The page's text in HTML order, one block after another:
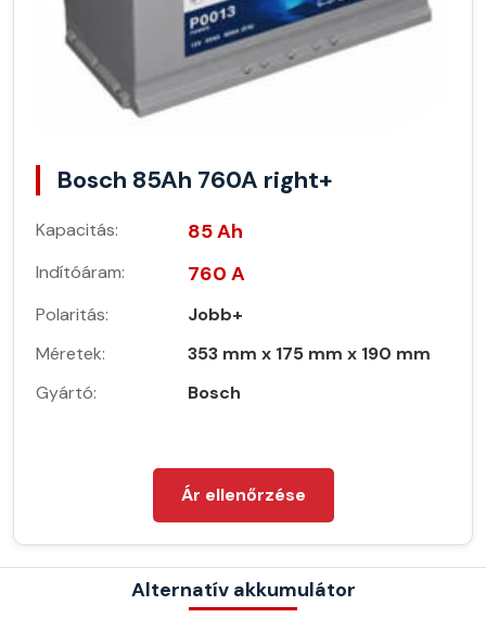
Bosch 85Ah 760A right+
Kapacitás: 85 Ah
Indítóáram: 760 A
Polaritás:
Jobb+
Méretek:
353 mm x 175 mm x 190 mm
Gyártó:
Bosch
Ár ellenőrzése
Alternatív akkumulátor